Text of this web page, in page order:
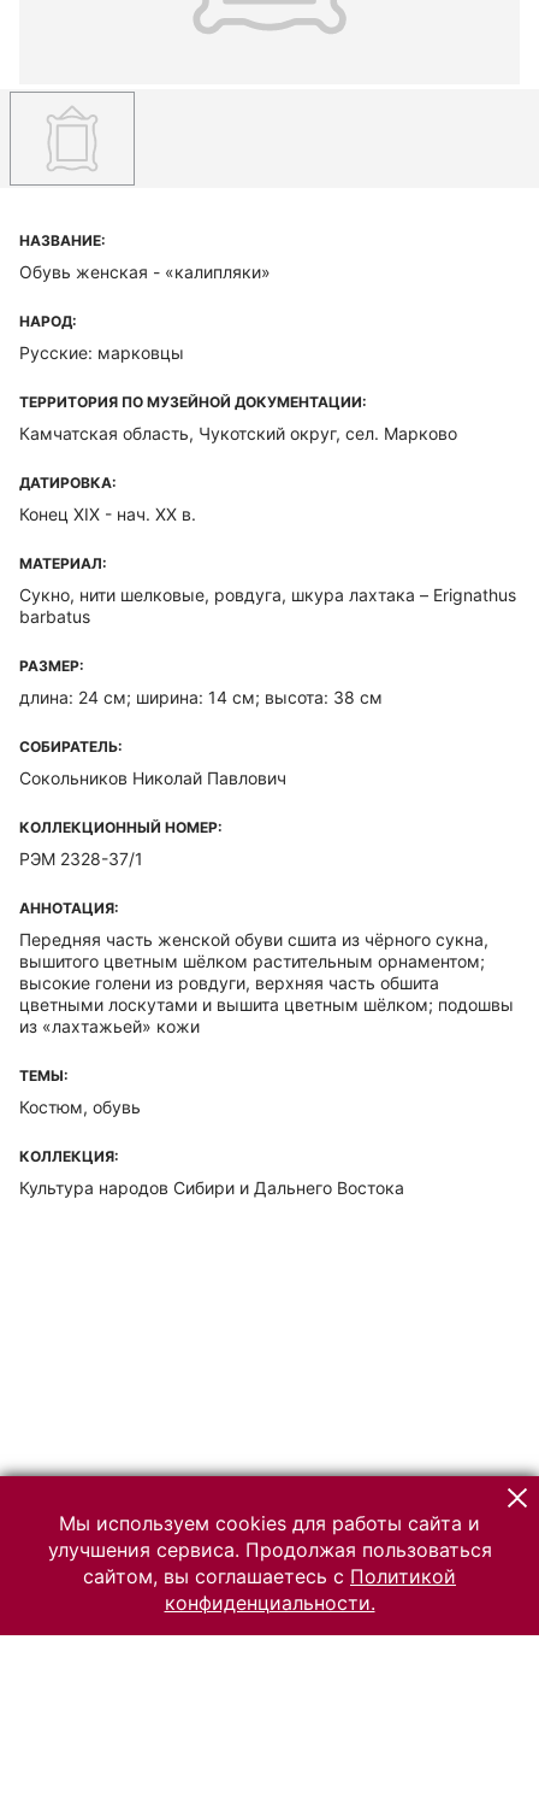
НАЗВАНИЕ:
Обувь женская - «калипляки»
НАРОД:
Русские: марковцы
ТЕРРИТОРИЯ ПО МУЗЕЙНОЙ ДОКУМЕНТАЦИИ:
Камчатская область, Чукотский округ, сел. Марково
ДАТИРОВКА:
Конец XIX - нач. ХХ в.
МАТЕРИАЛ:
Сукно, нити шелковые, ровдуга, шкура лахтака – Erignathus
barbatus
РАЗМЕР:
длина: 24 см; ширина: 14 см; высота: 38 см
СОБИРАТЕЛЬ:
Сокольников Николай Павлович
КОЛЛЕКЦИОННЫЙ НОМЕР:
РЭМ 2328-37/1
АННОТАЦИЯ:
Передняя часть женской обуви сшита из чёрного сукна,
вышитого цветным шёлком растительным орнаментом;
высокие голени из ровдуги, верхняя часть обшита
цветными лоскутами и вышита цветным шёлком; подошвы
из «лахтажьей» кожи
ТЕМЫ:
Костюм, обувь
КОЛЛЕКЦИЯ:
Культура народов Сибири и Дальнего Востока
Мы используем cookies для работы сайта и
улучшения сервиса. Продолжая пользоваться
сайтом, вы соглашаетесь с Политикой
конфиденциальности.